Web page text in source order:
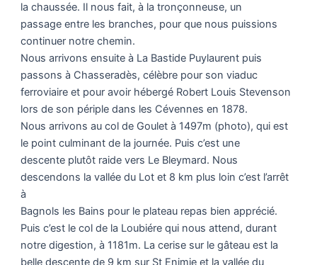
la chaussée. Il nous fait, à la tronçonneuse, un
passage entre les branches, pour que nous puissions
continuer notre chemin.
Nous arrivons ensuite à La Bastide Puylaurent puis
passons à Chasseradès, célèbre pour son viaduc
ferroviaire et pour avoir hébergé Robert Louis Stevenson
lors de son périple dans les Cévennes en 1878.
Nous arrivons au col de Goulet à 1497m (photo), qui est
le point culminant de la journée. Puis c’est une
descente plutôt raide vers Le Bleymard. Nous
descendons la vallée du Lot et 8 km plus loin c’est l’arrêt
à
Bagnols les Bains pour le plateau repas bien apprécié.
Puis c’est le col de la Loubiére qui nous attend, durant
notre digestion, à 1181m. La cerise sur le gâteau est la